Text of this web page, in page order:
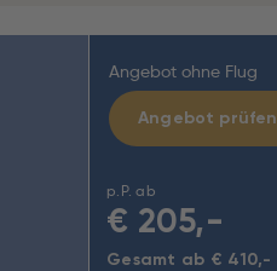
Angebot ohne Flug
p.P. ab
€ 205,-
Gesamt ab € 410,-
Angebot prüfen